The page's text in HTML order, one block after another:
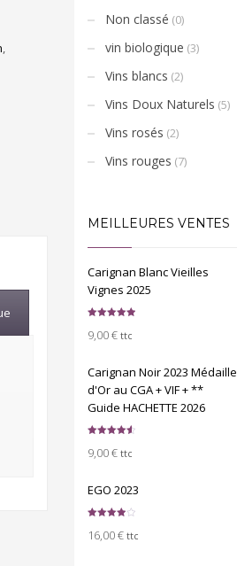
,
Non classé (0)
vin biologique (3)
Vins blancs (2)
Vins Doux Naturels (5)
Vins rosés (2)
Vins rouges (7)
MEILLEURES VENTES
Carignan Blanc Vieilles
Vignes 2025
sur 5
9,00€ ttc
Carignan Noir 2023 Médaille
d'Or au CGA + VIF + **
Guide HACHETTE 2026
sur 5
9,00€ ttc
EGO 2023
sur 5
16,00€ ttc